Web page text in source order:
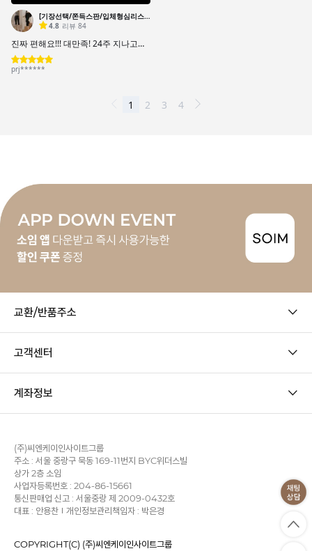
교환/반품주소
고객센터
계좌정보
(주)씨엔케이인사이트그룹
주소 : 서울 중랑구 묵동 169-11번지 BYC위더스빌
상가 2층 소임
사업자등록번호 : 204-86-15661
통신판매업 신고 : 서울중랑 제 2009-0432호
대표 : 안용찬
개인정보관리책임자 : 박은경
COPYRIGHT(C) (주)씨엔케이인사이트그룹